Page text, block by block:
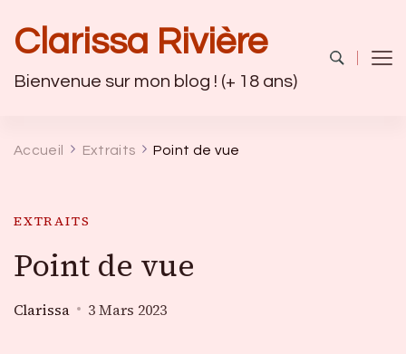
Clarissa Rivière
Bienvenue sur mon blog ! (+ 18 ans)
Accueil Extraits Point de vue
EXTRAITS
Point de vue
Clarissa 3 Mars 2023